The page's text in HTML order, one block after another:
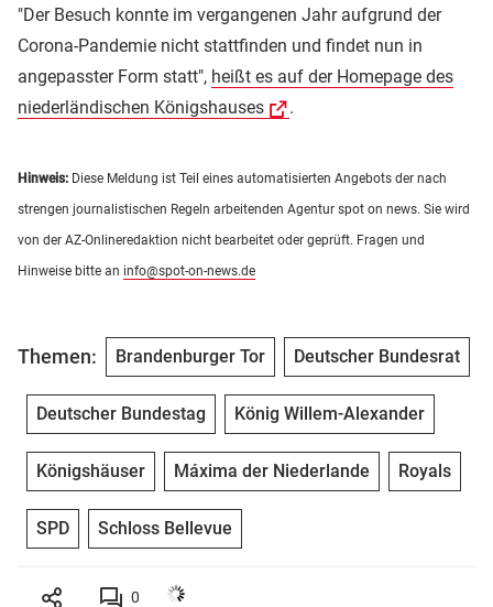
"Der Besuch konnte im vergangenen Jahr aufgrund der
Corona-Pandemie nicht stattfinden und findet nun in
angepasster Form statt", heißt es auf der Homepage des
niederländischen Königshauses
.
Hinweis: Diese Meldung ist Teil eines automatisierten Angebots der nach
strengen journalistischen Regeln arbeitenden Agentur spot on news. Sie wird
von der AZ-Onlineredaktion nicht bearbeitet oder geprüft. Fragen und
Hinweise bitte an info@spot-on-news.de
Themen: Brandenburger Tor Deutscher Bundesrat
Deutscher Bundestag König Willem-Alexander
Königshäuser Máxima der Niederlande Royals
SPD Schloss Bellevue
0